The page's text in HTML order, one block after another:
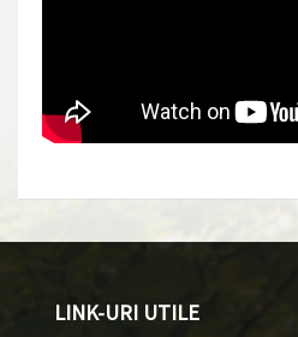
LINK-URI UTILE